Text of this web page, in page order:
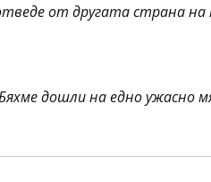
от другата страна на
дошли на едно ужасно